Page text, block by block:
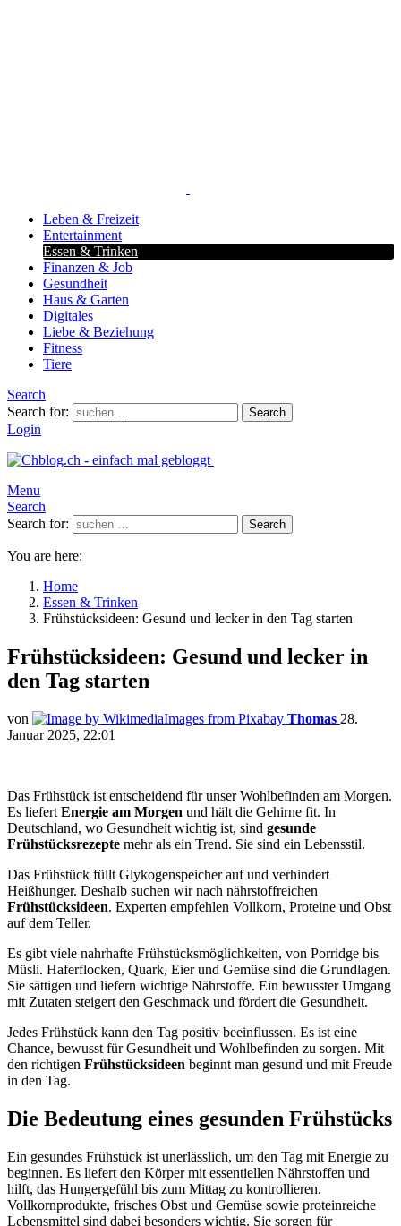
Leben & Freizeit
Entertainment
Essen & Trinken
Finanzen & Job
Gesundheit
Haus & Garten
Digitales
Liebe & Beziehung
Fitness
Tiere
Search
Search for:
Search
Login
Menu
Search
Search for:
Search
You are here:
Home
Essen & Trinken
Frühstücksideen: Gesund und lecker in den Tag starten
Frühstücksideen: Gesund und lecker in
den Tag starten
von Thomas 28.
Januar 2025, 22:01
Das Frühstück ist entscheidend für unser Wohlbefinden am Morgen.
Es liefert Energie am Morgen und hält die Gehirne fit. In
Deutschland, wo Gesundheit wichtig ist, sind gesunde
Frühstücksrezepte mehr als ein Trend. Sie sind ein Lebensstil.
Das Frühstück füllt Glykogenspeicher auf und verhindert
Heißhunger. Deshalb suchen wir nach nährstoffreichen
Frühstücksideen. Experten empfehlen Vollkorn, Proteine und Obst
auf dem Teller.
Es gibt viele nahrhafte Frühstücksmöglichkeiten, von Porridge bis
Müsli. Haferflocken, Quark, Eier und Gemüse sind die Grundlagen.
Sie sättigen und liefern wichtige Nährstoffe. Ein bewusster Umgang
mit Zutaten steigert den Geschmack und fördert die Gesundheit.
Jedes Frühstück kann den Tag positiv beeinflussen. Es ist eine
Chance, bewusst für Gesundheit und Wohlbefinden zu sorgen. Mit
den richtigen Frühstücksideen beginnt man gesund und mit Freude
in den Tag.
Die Bedeutung eines gesunden Frühstücks
Ein gesundes Frühstück ist unerlässlich, um den Tag mit Energie zu
beginnen. Es liefert den Körper mit essentiellen Nährstoffen und
hilft, das Hungergefühl bis zum Mittag zu kontrollieren.
Vollkornprodukte, frisches Obst und Gemüse sowie proteinreiche
Lebensmittel sind dabei besonders wichtig. Sie sorgen für